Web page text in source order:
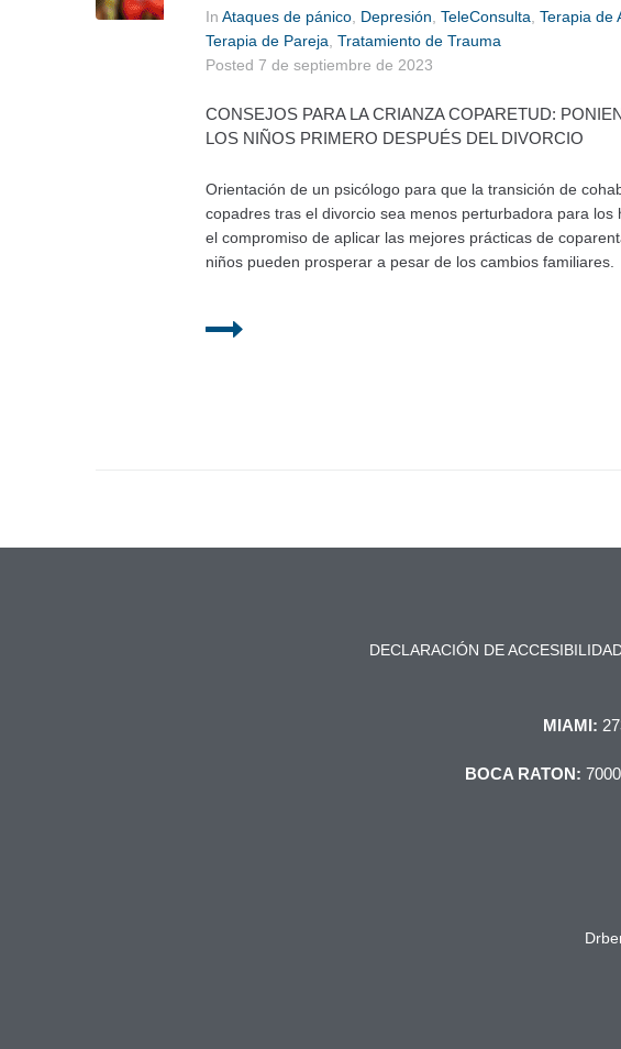
In Ataques de pánico Depresión TeleConsulta Terapia de
Terapia de Pareja Tratamiento de Trauma
Posted 7 de septiembre de 2023
CONSEJOS PARA LA CRIANZA COPARETUD:
LOS NIÑOS PRIMERO DESPUÉS DEL DIVORCIO
Orientación de un psicólogo para que la transición de
copadres tras el divorcio sea menos perturbadora para los
el compromiso de aplicar las mejores prácticas de
niños pueden prosperar a pesar de los cambios familiares.
DECLARACIÓN DE
MIAMI:
BOCA RATON: